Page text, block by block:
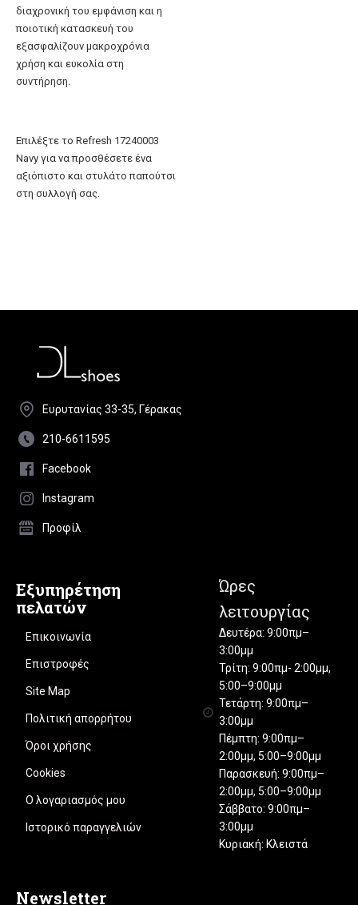
διαχρονική του εμφάνιση και η
ποιοτική κατασκευή του
εξασφαλίζουν μακροχρόνια
χρήση και ευκολία στη
συντήρηση.
Επιλέξτε το Refresh 17240003
Navy για να προσθέσετε ένα
αξιόπιστο και στυλάτο παπούτσι
στη συλλογή σας.
Ευρυτανίας 33-35, Γέρακας
210-6611595
Facebook
Instagram
Προφίλ
Εξυπηρέτηση
πελατών
Επικοινωνία
Επιστροφές
Site Map
Πολιτική απορρήτου
Όροι χρήσης
Cookies
Ο λογαριασμός μου
Ιστορικό παραγγελιών
Ώρες
λειτουργίας
Δευτέρα: 9:00πμ–
3:00μμ
Τρίτη: 9:00πμ- 2:00μμ,
5:00–9:00μμ
Τετάρτη: 9:00πμ–
3:00μμ
Πέμπτη: 9:00πμ–
2:00μμ, 5:00–9:00μμ
Παρασκευή: 9:00πμ–
2:00μμ, 5:00–9:00μμ
Σάββατο: 9:00πμ–
3:00μμ
Κυριακή: Κλειστά
Newsletter